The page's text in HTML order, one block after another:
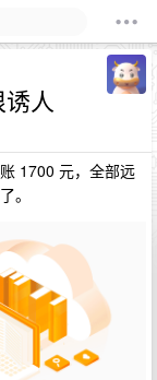
人
1700 元，全部远
。